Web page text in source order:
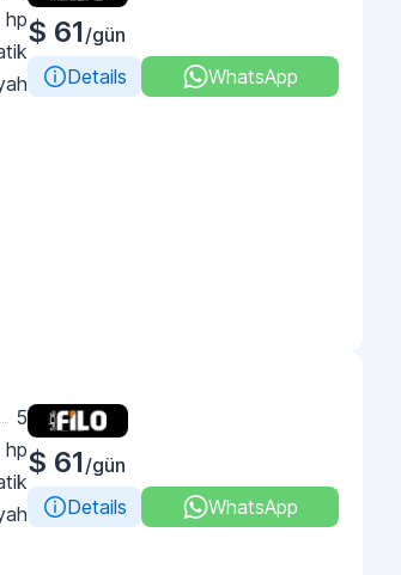
$ 61/gün
Details
WhatsApp
5
hp$ 61/gün
Details
WhatsApp